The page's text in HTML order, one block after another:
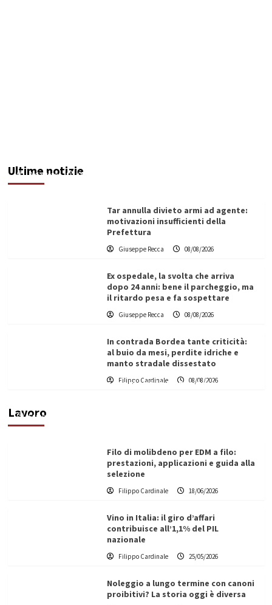
Ultime notizie
Redazione 08/08/2026
Tar annulla divieto armi ad agente:
motivazioni insufficienti della
Prefettura
Giuseppe Recca 08/08/2026
Ex ospedale, la svolta che arriva
dopo 24 anni: bene il parcheggio, ma
il ritardo pesa e fa sospettare
Giuseppe Recca 08/08/2026
In contrada Bordea tante criticità:
al buio da mesi, perdite idriche e
manto stradale dissestato
Filippo Cardinale 08/08/2026
Lavoro
L’ingegnere saccense Buscarnera partner chiave
di un progetto transnazionale per la transizione
Filippo Cardinale
Filo di molibdeno per EDM a filo:
prestazioni, applicazioni e guida alla
selezione
Filippo Cardinale 18/06/2026
Vino in Italia: il giro d’affari
contribuisce all’1,1% del PIL
nazionale
Filippo Cardinale 25/05/2026
Noleggio a lungo termine con canoni
proibitivi? La storia oggi è diversa